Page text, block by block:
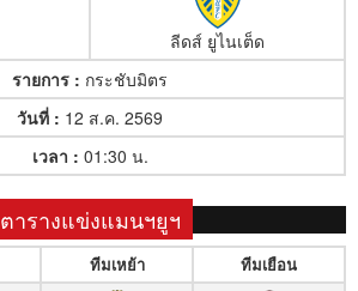
ลีดส์ ยูไนเต็ด
รายการ : กระชับมิตร
วันที่ : 12 ส.ค. 2569
เวลา : 01:30 น.
ตารางแข่งแมนฯยูฯ
ทีมเหย้า ทีมเยือน